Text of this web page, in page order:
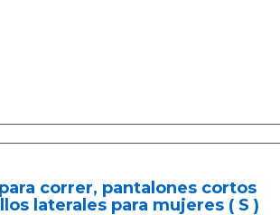
correr, pantalones cortos
laterales para mujeres ( S )